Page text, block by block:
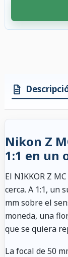
Nikon Z
1:1 en un
El NIKKOR Z
cerca. A 1:1, un
mm sobre el
moneda, una
que se quiera
La focal de 50